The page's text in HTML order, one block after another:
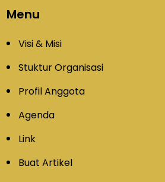
Menu
Visi & Misi
Stuktur Organisasi
Profil Anggota
Agenda
Link
Buat Artikel